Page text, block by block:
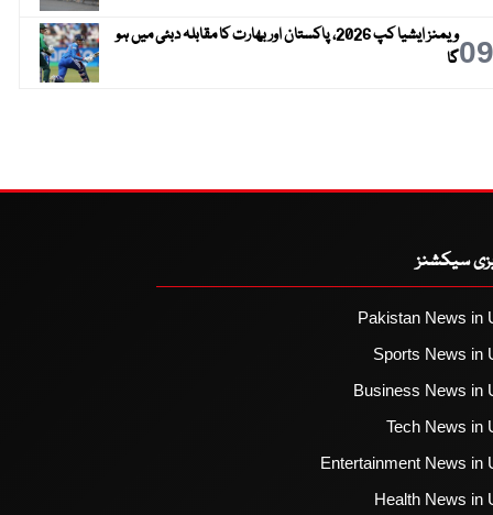
09
ویمنز ایشیا کپ 2026، پاکستان اور بھارت کا مقابلہ دبئی میں ہو
گا
سیکشنز
Pakistan News in
Sports News in
Business News in
Tech News in
Entertainment News in
Health News in